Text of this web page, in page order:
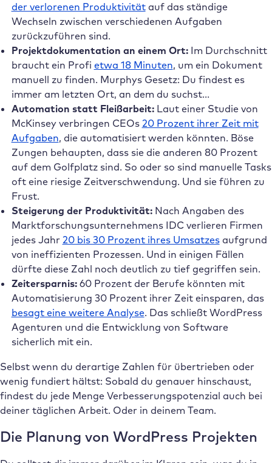
der verlorenen Produktivitätauf das ständige
Wechseln zwischen verschiedenen Aufgaben
zurückzuführen sind.
Projektdokumentation an einem Ort:Im Durchschnitt
braucht ein Profi etwa 18 Minuten, um ein Dokument
manuell zu finden. Murphys Gesetz: Du findest es
immer am letzten Ort, an dem du suchst…
Automation statt Fleißarbeit:Laut einer Studie von
McKinsey verbringen CEOs 20 Prozent ihrer Zeit mit
Aufgaben, die automatisiert werden könnten. Böse
Zungen behaupten, dass sie die anderen 80 Prozent
auf dem Golfplatz sind. So oder so sind manuelle Tasks
oft eine riesige Zeitverschwendung. Und sie führen zu
Frust.
Steigerung der Produktivität:Nach Angaben des
Marktforschungsunternehmens IDC verlieren Firmen
jedes Jahr 20 bis 30 Prozent ihres Umsatzesaufgrund
von ineffizienten Prozessen. Und in einigen Fällen
dürfte diese Zahl noch deutlich zu tief gegriffen sein.
Zeitersparnis:60 Prozent der Berufe könnten mit
Automatisierung 30 Prozent ihrer Zeit einsparen, das
besagt eine weitere Analyse. Das schließt WordPress
Agenturen und die Entwicklung von Software
sicherlich mit ein.
Selbst wenn du derartige Zahlen für übertrieben oder
wenig fundiert hältst: Sobald du genauer hinschaust,
findest du jede Menge Verbesserungspotenzial auch bei
deiner täglichen Arbeit. Oder in deinem Team.
Die Planung von WordPress Projekten